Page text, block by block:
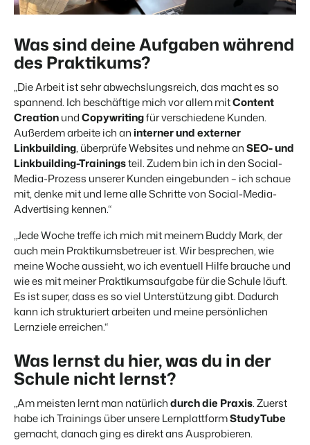
Was sind deine Aufgaben während
des Praktikums?
„Die Arbeit ist sehr abwechslungsreich, das macht es so
spannend. Ich beschäftige mich vor allem mitContent
CreationundCopywritingfür verschiedene Kunden.
Außerdem arbeite ich an interner und externer
Linkbuilding, überprüfe Websites und nehme anSEO- und
Linkbuilding-Trainingsteil. Zudem bin ich in den Social-
Media-Prozess unserer Kunden eingebunden – ich schaue
mit, denke mit und lerne alle Schritte von Social-Media-
Advertising kennen.“
„Jede Woche treffe ich mich mit meinem Buddy Mark, der
auch mein Praktikumsbetreuer ist. Wir besprechen, wie
meine Woche aussieht, wo ich eventuell Hilfe brauche und
wie es mit meiner Praktikumsaufgabe für die Schule läuft.
Es ist super, dass es so viel Unterstützung gibt. Dadurch
kann ich strukturiert arbeiten und meine persönlichen
Lernziele erreichen.“
Was lernst du hier, was du in der
Schule nicht lernst?
„Am meisten lernt man natürlichdurch die Praxis. Zuerst
habe ich Trainings über unsere LernplattformStudyTube
gemacht, danach ging es direkt ans Ausprobieren.